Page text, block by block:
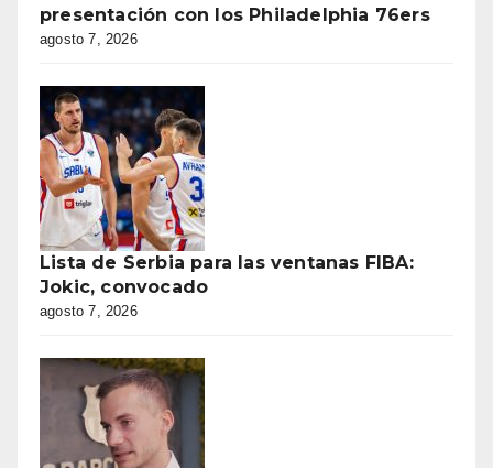
presentación con los Philadelphia 76ers
agosto 7, 2026
Lista de Serbia para las ventanas FIBA:
Jokic, convocado
agosto 7, 2026